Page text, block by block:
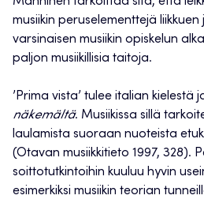
musiikin peruselementtejä liikkuen
varsinaisen musiikin opiskelun
paljon musiikillisia taitoja.
’Prima vista’ tulee italian kielestä
näkemältä. Musiikissa sillä
laulamista suoraan nuoteista
(Otavan musiikkitieto 1997, 328).
soittotutkintoihin kuuluu hyvin
esimerkiksi musiikin teorian